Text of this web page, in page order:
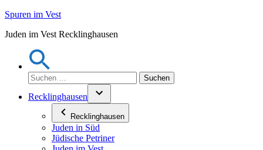
Zum
springen
Spuren im Vest
Juden im Vest Recklinghausen
Suchen
nach:
Recklinghausen
Recklinghausen
Juden in Süd
Jüdische Petriner